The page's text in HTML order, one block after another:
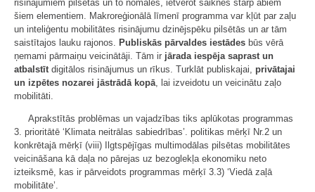
risinājumiem pilsētās un to nomalēs, ietverot saiknes starp abiem
šiem elementiem. Makroreģionālā līmenī programma var kļūt par zaļu
un inteliģentu mobilitātes risinājumu dzinējspēku pilsētās un ar tām
saistītajos lauku rajonos. Publiskās pārvaldes iestādes būs vērā
ņemami pārmaiņu veicinātāji. Tām ir jārada iespēja saprast un
atbalstītdigitālos risinājumus un rīkus. Turklāt publiskajai, privātajai
un izpētes nozarei jāstrādā kopā, lai izveidotu un veicinātu zaļo
mobilitāti.
Aprakstītās problēmas un vajadzības tiks aplūkotas programmas
3. prioritātē ‘Klimata neitrālas sabiedrības’. politikas mērķī Nr.2 un
konkrētajā mērķī (viii) Ilgtspējīgas multimodālas pilsētas mobilitātes
veicināšana kā daļa no pārejas uz bezoglekļa ekonomiku neto
izteiksmē, kas ir pārveidots programmas mērķī 3.3) ‘Viedā zaļā
mobilitāte’.